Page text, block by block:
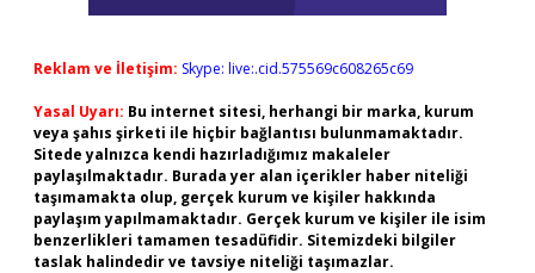
Reklam ve İletişim: Skype: live:.cid.575569c608265c69
Yasal Uyarı: Bu internet sitesi, herhangi bir marka, kurum
veya şahıs şirketi ile hiçbir bağlantısı bulunmamaktadır.
Sitede yalnızca kendi hazırladığımız makaleler
paylaşılmaktadır. Burada yer alan içerikler haber niteliği
taşımamakta olup, gerçek kurum ve kişiler hakkında
paylaşım yapılmamaktadır. Gerçek kurum ve kişiler ile isim
benzerlikleri tamamen tesadüfidir. Sitemizdeki bilgiler
taslak halindedir ve tavsiye niteliği taşımazlar.